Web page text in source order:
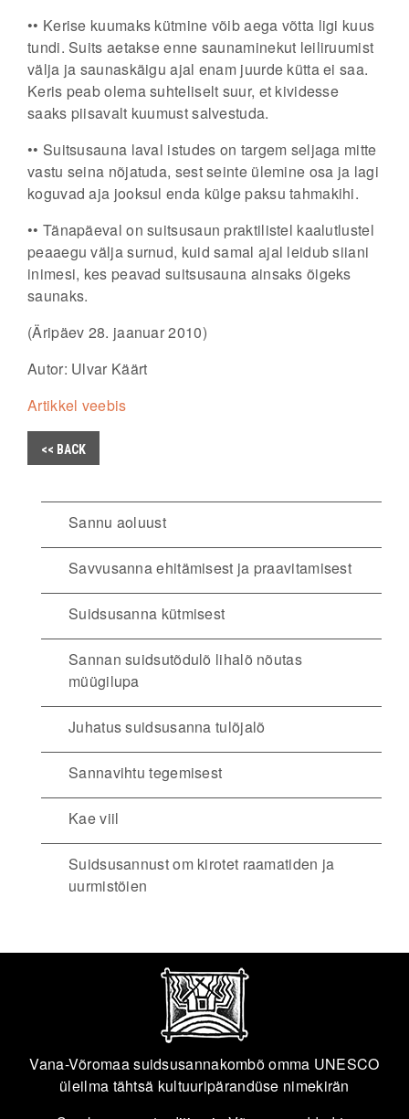
•• Kerise kuumaks kütmine võib aega võtta ligi kuus
tundi. Suits aetakse enne saunaminekut leiliruumist
välja ja saunaskäigu ajal enam juurde kütta ei saa.
Keris peab olema suhteliselt suur, et kividesse
saaks piisavalt kuumust salvestuda.
•• Suitsusauna laval istudes on targem seljaga mitte
vastu seina nõjatuda, sest seinte ülemine osa ja lagi
koguvad aja jooksul enda külge paksu tahmakihi.
•• Tänapäeval on suitsusaun praktilistel kaalutlustel
peaaegu välja surnud, kuid samal ajal leidub siiani
inimesi, kes peavad suitsusauna ainsaks õigeks
saunaks.
(Äripäev 28. jaanuar 2010)
Autor: Ulvar Käärt
Artikkel veebis
<< BACK
Sannu aoluust
Savvusanna ehitämisest ja praavitamisest
Suidsusanna kütmisest
Sannan suidsutõdulõ lihalõ nõutas
müügilupa
Juhatus suidsusanna tulõjalõ
Sannavihtu tegemisest
Kae viil
Suidsusannust om kirotet raamatiden ja
uurmistöien
Vana-Võromaa suidsusannakombõ omma UNESCO
üleilma tähtsä kultuuripärandüse nimekirän